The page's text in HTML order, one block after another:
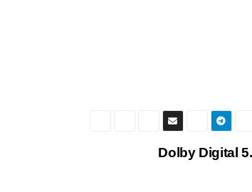
Dolby Digital